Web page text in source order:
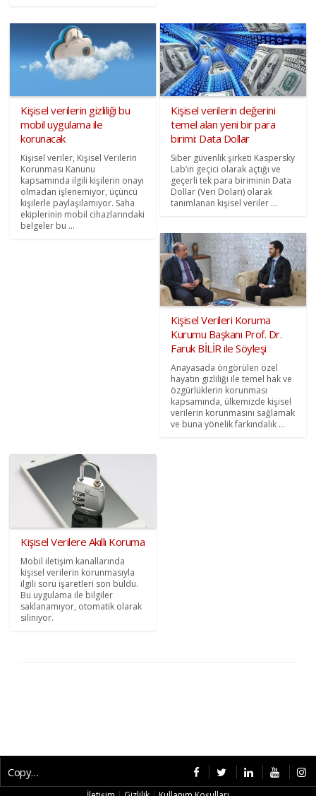
Kişisel verilerin gizliliği bu
mobil uygulama ile
korunacak
Kişisel veriler, Kişisel Verilerin
Korunması Kanunu
kapsamında ilgili kişilerin onayı
olmadan işlenemiyor, üçüncü
kişilerle paylaşılamıyor. Saha
ekiplerinin mobil cihazlarındaki
belgeler bu ...
Kişisel verilerin değerini
temel alan yeni bir para
birimi: Data Dollar
Siber güvenlik şirketi Kaspersky
Lab’ın geçici olarak açtığı ve
geçerli tek para biriminin Data
Dollar (Veri Doları) olarak
tanımlanan kişisel veriler ...
Kişisel Verileri Koruma
Kurumu Başkanı Prof. Dr.
Faruk BİLİR ile Söyleşi
Anayasada öngörülen özel
hayatın gizliliği ile temel hak ve
özgürlüklerin korunması
kapsamında, ülkemizde kişisel
verilerin korunmasını sağlamak
ve buna yönelik farkındalık ...
Kişisel Verilere Akıllı Koruma
Mobil iletişim kanallarında
kişisel verilerin korunmasıyla
ilgili soru işaretleri son buldu.
Bu uygulama ile bilgiler
saklanamıyor, otomatik olarak
siliniyor.
Copyright © 2026 CybermagOnline